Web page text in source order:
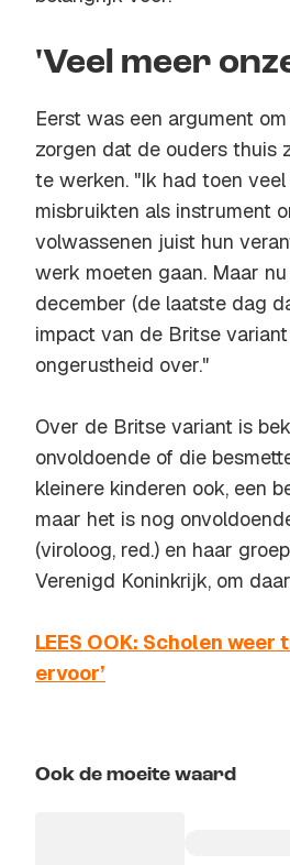
'Veel meer
Eerst was een argument
zorgen dat de ouders thuis
te werken. "Ik had toen
misbruikten als instrument
volwassenen juist hun
werk moeten gaan. Maar
december (de laatste dag
impact van de Britse
ongerustheid over."
Over de Britse variant is
onvoldoende of die
kleinere kinderen ook, een
maar het is nog
(viroloog, red.) en haar
Verenigd Koninkrijk, om
LEES OOK: Scholen
ervoor’
Ook de moeite waard